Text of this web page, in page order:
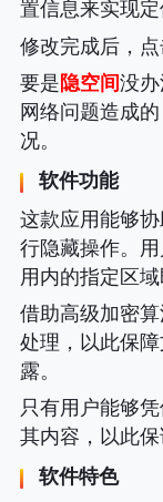
置信息来实现定
修改完成后，点
要是隐空间没
网络问题造成
况。
软件功能
这款应用能够
行隐藏操作。
用内的指定区域
借助高级加密
处理，以此保
露。
只有用户能够
其内容，以此保
软件特色